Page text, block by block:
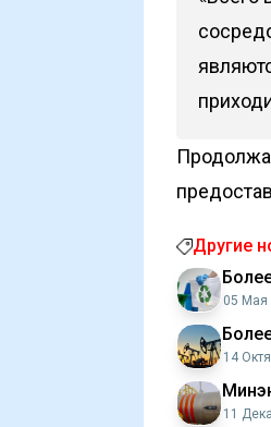
Другие
05 Мая
14
11